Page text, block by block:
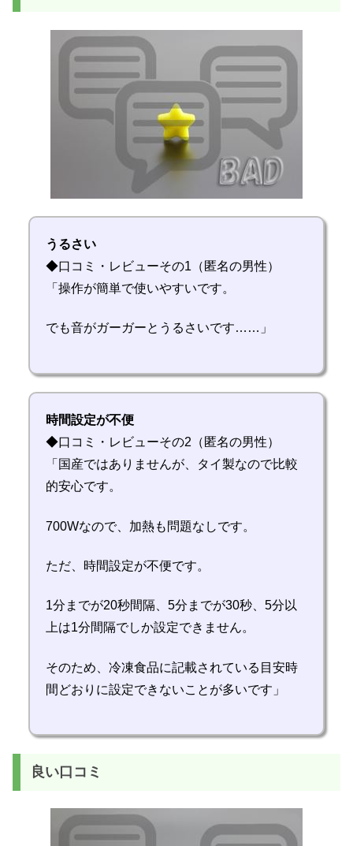
うるさい
◆口コミ・レビューその1（匿名の男性）
「操作が簡単で使いやすいです。
でも音がガーガーとうるさいです……」
時間設定が不便
◆口コミ・レビューその2（匿名の男性）
「国産ではありませんが、タイ製なので比較
的安心です。
700Wなので、加熱も問題なしです。
ただ、時間設定が不便です。
1分までが20秒間隔、5分までが30秒、5分以
上は1分間隔でしか設定できません。
そのため、冷凍食品に記載されている目安時
間どおりに設定できないことが多いです」
良い口コミ